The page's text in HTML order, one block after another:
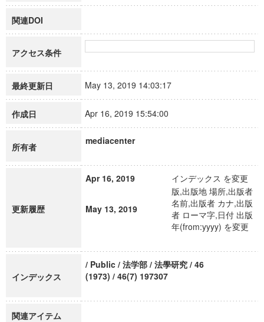
関連DOI
アクセス条件
最終更新日 May 13, 2019 14:03:17
作成日 Apr 16, 2019 15:54:00
所有者
mediacenter
更新履歴
Apr 16, 2019 インデックス を変更
May 13, 2019
版,出版地 場所,出版者
名前,出版者 カナ,出版
者 ローマ字,日付 出版
年(from:yyyy) を変更
インデックス
/ Public / 法学部 / 法學研究 / 46
(1973) / 46(7) 197307
関連アイテム